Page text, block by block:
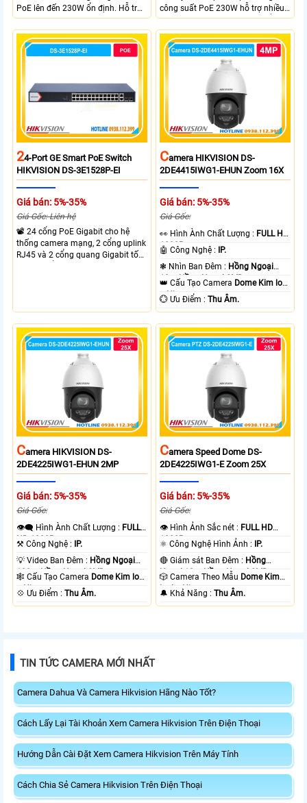
PoE lên đến 230W ổn định. Hỗ trợ
truyền PoE xa đến 300 mét. Băng
thông chuyển mạch đạt 68 Gbps
mạnh mẽ.
công suất PoE 230W hỗ trợ nhiều
thiết bị cùng lúc. Tốc độ chuyển
mạch 68Gbps đảm bảo hiệu suất
cao ổn định. Hỗ trợ truyền PoE xa
lên đến 300m cho hệ thống
24-Port GE Smart PoE Switch
HIKVISION DS-3E1528P-EI
Giá bán: 5%-35%
Giá Gốc: Liên hệ
📽 24 cổng PoE Gigabit cho hệ
thống camera mạng, 2 cổng uplink
RJ45 và 2 cổng quang Gigabit tốc
CAmera HIKVISION DS-
2DE4415IWG1-EHUN Zoom 16X
Giá bán: 5%-35%
Giá Gốc:
️👀 Hình Ành Chất Lượng : FULL HD
1080P .
🤖️ Công Nghệ :
IP.
❃ Nhìn Ban Đêm : Hồng Ngoại
10m Hồng Ngoại SMD.
👑 Cấu Tạo Camera Dome Kim loại
+ Nhựa.
️💮 Ưu Điểm :Thu Âm.
CAmera HIKVISION DS-
2DE4225IWG1-EHUN 2MP
Giá bán: 5%-35%
Giá Gốc:
👁️‍🗨 Hình Ành Chất Lượng : FULL
HD 1080P .
⚒ Công Nghệ : IP.
💡 Video Ban Đêm : Hồng Ngoại
100m Hồng Ngoại SMD.
🕸️ Cấu Tạo Camera Dome Kim loại
+ Nhựa.
️💠 Ưu Điểm :Thu Âm.
CAmera Speed Dome DS-
2DE4225IWG1-E Zoom 25X
Giá bán: 5%-35%
Giá Gốc:
👁 Hình Ảnh Sắc nét : FULL HD
1080P .
⚛️ Công Nghệ Hình Ảnh : IP.
🔴 Giám sát Ban Đêm : Hồng
Ngoại 10m Hồng Ngoại SMD.
🎲 Camera Theo Mẫu Dome Kim
loại + Nhựa.
️🔔 Khả Năng :Thu Âm.
TIN TỨC CAMERA MỚI NHẤT
Camera Dahua Và Camera Hikvision Hãng Nào Tốt?
Cách Lấy Lại Tài Khoản Xem Camera Hikvision Trên Điện Thoại
Hướng Dẫn Cài Đặt Xem Camera Hikvision Trên Máy Tính
Cách Chia Sẻ Camera Hikvision Trên Điện Thoại